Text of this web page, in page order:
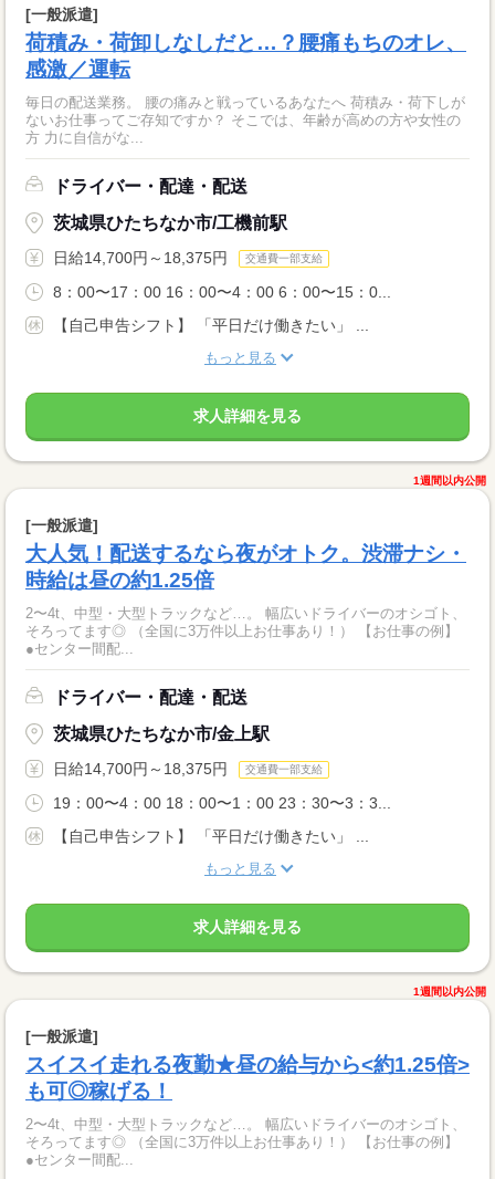
[一般派遣]
荷積み・荷卸しなしだと…？腰痛もちのオレ、
感激／運転
毎日の配送業務。 腰の痛みと戦っているあなたへ 荷積み・荷下しが
ないお仕事ってご存知ですか？ そこでは、年齢が高めの方や女性の
方 力に自信がな...
ドライバー・配達・配送
茨城県ひたちなか市/工機前駅
日給14,700円～18,375円 交通費一部支給
8：00〜17：00 16：00〜4：00 6：00〜15：0...
【自己申告シフト】 「平日だけ働きたい」 ...
もっと見る
求人詳細を見る
1週間以内公開
[一般派遣]
大人気！配送するなら夜がオトク。渋滞ナシ・
時給は昼の約1.25倍
2〜4t、中型・大型トラックなど…。 幅広いドライバーのオシゴト、
そろってます◎ （全国に3万件以上お仕事あり！） 【お仕事の例】
●センター間配...
ドライバー・配達・配送
茨城県ひたちなか市/金上駅
日給14,700円～18,375円 交通費一部支給
19：00〜4：00 18：00〜1：00 23：30〜3：3...
【自己申告シフト】 「平日だけ働きたい」 ...
もっと見る
求人詳細を見る
1週間以内公開
[一般派遣]
スイスイ走れる夜勤★昼の給与から<約1.25倍>
も可◎稼げる！
2〜4t、中型・大型トラックなど…。 幅広いドライバーのオシゴト、
そろってます◎ （全国に3万件以上お仕事あり！） 【お仕事の例】
●センター間配...